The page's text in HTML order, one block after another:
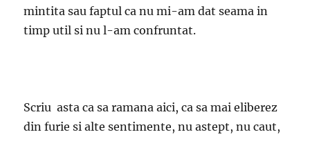
mintita sau faptul ca nu mi-am dat seama in
timp util si nu l-am confruntat.
Scriu asta ca sa ramana aici, ca sa mai eliberez
din furie si alte sentimente, nu astept, nu caut,